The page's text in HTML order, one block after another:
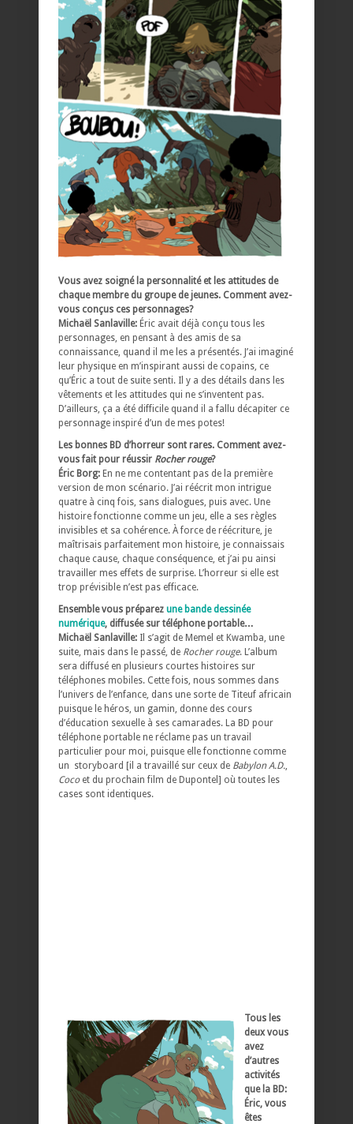
Vous avez soigné la personnalité et les attitudes de
chaque membre du groupe de jeunes. Comment avez-
vous conçus ces personnages?
Michaël Sanlaville: Éric avait déjà conçu tous les
personnages, en pensant à des amis de sa
connaissance, quand il me les a présentés. J’ai imaginé
leur physique en m’inspirant aussi de copains, ce
qu’Éric a tout de suite senti. Il y a des détails dans les
vêtements et les attitudes qui ne s’inventent pas.
D’ailleurs, ça a été difficile quand il a fallu décapiter ce
personnage inspiré d’un de mes potes!
Les bonnes BD d’horreur sont rares. Comment avez-
vous fait pour réussir Rocher rouge?
Éric Borg: En ne me contentant pas de la première
version de mon scénario. J’ai réécrit mon intrigue
quatre à cinq fois, sans dialogues, puis avec. Une
histoire fonctionne comme un jeu, elle a ses règles
invisibles et sa cohérence. À force de réécriture, je
maîtrisais parfaitement mon histoire, je connaissais
chaque cause, chaque conséquence, et j’ai pu ainsi
travailler mes effets de surprise. L’horreur si elle est
trop prévisible n’est pas efficace.
Ensemble vous préparez une bande dessinée
numérique, diffusée sur téléphone portable…
Michaël Sanlaville: Il s’agit de Memel et Kwamba, une
suite, mais dans le passé, de Rocher rouge. L’album
sera diffusé en plusieurs courtes histoires sur
téléphones mobiles. Cette fois, nous sommes dans
l’univers de l’enfance, dans une sorte de Titeuf africain
puisque le héros, un gamin, donne des cours
d’éducation sexuelle à ses camarades. La BD pour
téléphone portable ne réclame pas un travail
particulier pour moi, puisque elle fonctionne comme
un storyboard [il a travaillé sur ceux de Babylon A.D.
Cocoet du prochain film de Dupontel] où toutes les
cases sont identiques.
Tous les
deux vous
avez
d’autres
activités
que la BD:
Éric, vous
êtes